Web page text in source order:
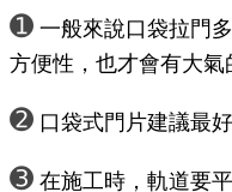
➊ 一般來說口袋拉門
方便性，也才會有大氣
➋ 口袋式門片建議最
➌ 在施工時，軌道要